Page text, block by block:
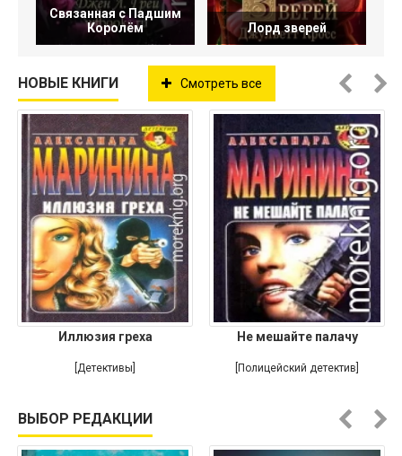
Связанная с Падшим
Королём
Лорд зверей
НОВЫЕ КНИГИ Смотреть все
Иллюзия греха
[Детективы]
Не мешайте палачу
[Полицейский детектив]
ВЫБОР РЕДАКЦИИ